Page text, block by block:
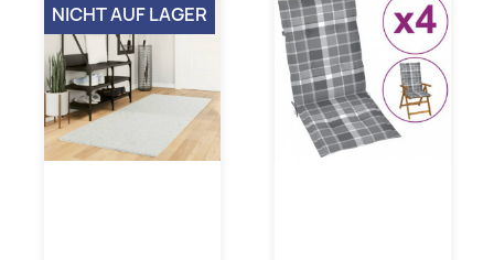
NICHT AUF LAGER